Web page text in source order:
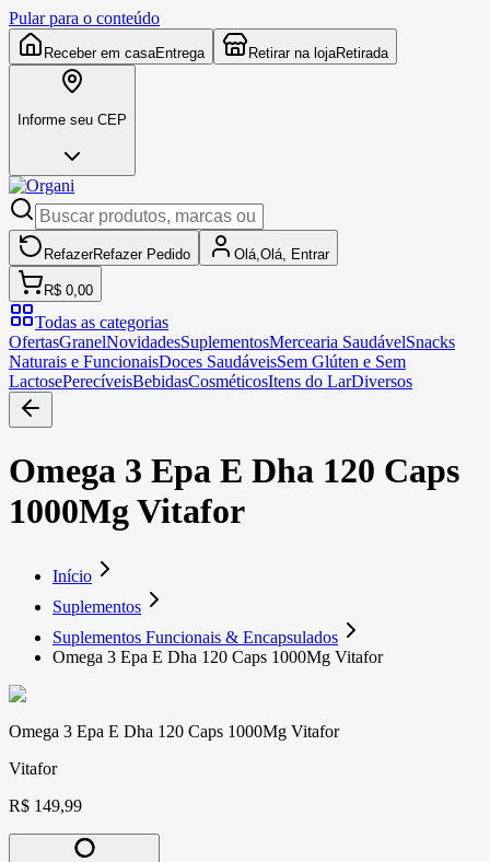
Pular para o conteúdo
Receber em casaEntrega Retirar na lojaRetirada
Informe seu CEP
RefazerRefazer Pedido Olá, Olá, Entrar
R$ 0,00
Todas as categorias
OfertasGranelNovidadesSuplementosMercearia SaudávelSnacks
Naturais e FuncionaisDoces SaudáveisSem Glúten e Sem
LactosePerecíveisBebidasCosméticosItens do LarDiversos
Omega 3 Epa E Dha 120 Caps
1000Mg Vitafor
Início
Suplementos
Suplementos Funcionais & Encapsulados
Omega 3 Epa E Dha 120 Caps 1000Mg Vitafor
Omega 3 Epa E Dha 120 Caps 1000Mg Vitafor
Vitafor
R$ 149,99